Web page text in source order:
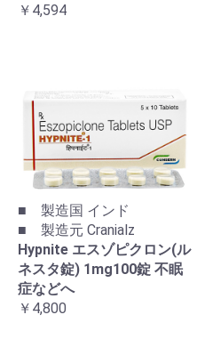
￥4,594
■ 製造国 インド
■ 製造元 Cranialz
Hypnite エスゾピクロン(ル
ネスタ錠) 1mg100錠 不眠
症などへ
￥4,800